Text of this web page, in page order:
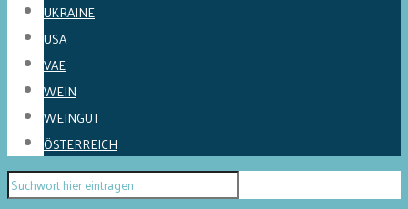
UKRAINE
USA
VAE
WEIN
WEINGUT
ÖSTERREICH